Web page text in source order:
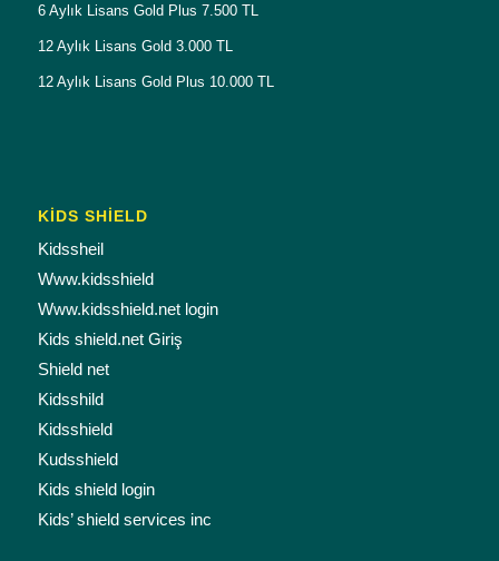
6 Aylık Lisans Gold Plus 7.500 TL
12 Aylık Lisans Gold 3.000 TL
12 Aylık Lisans Gold Plus 10.000 TL
KİDS SHİELD
Kidssheil
Www.kidsshield
Www.kidsshield.net login
Kids shield.net Giriş
Shield net
Kidsshild
Kidsshield
Kudsshield
Kids shield login
Kids’ shield services inc